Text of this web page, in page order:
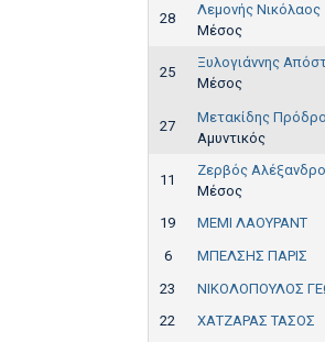
28
Λεμονής Νικόλαος
Μέσος
25
Ξυλογιάννης
Μέσος
27
Μετακίδης
Αμυντικός
11
Ζερβός
Μέσος
19 ΜΕΜΙ ΛΑΟΥΡΑΝΤ
6
ΜΠΕΛΣΗΣ ΠΑΡΙΣ
23
ΝΙΚΟΛΟΠΟΥΛΟΣ
22
ΧΑΤΖΑΡΑΣ ΤΑΣΟΣ